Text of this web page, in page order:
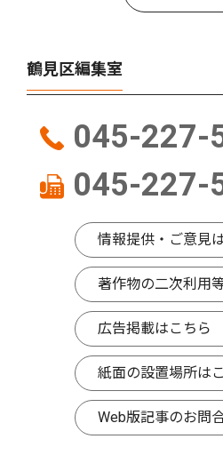
鶴見区編集室
045-227-
045-227-
情報提供・ご意見
著作物の二次利用
広告掲載はこちら
紙面の設置場所は
Web版記事のお問